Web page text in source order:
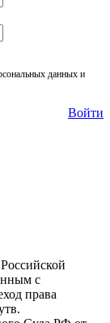
данных и
Войти
с
права